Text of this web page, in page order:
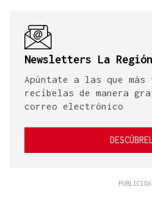
Newsletters La Región
Apúntate a las que
recíbelas de manera
correo electrónico